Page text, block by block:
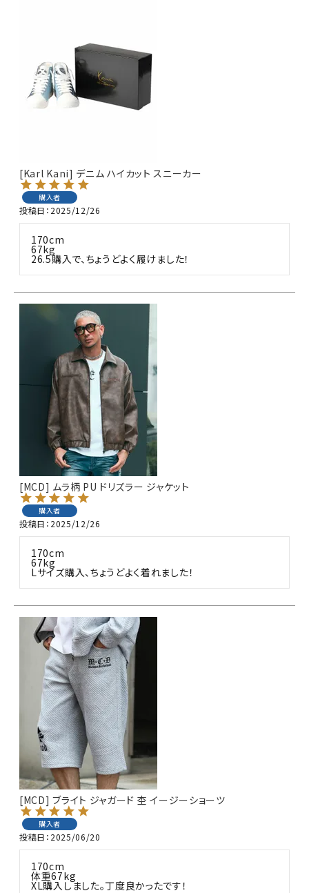
[Karl Kani] デニム ハイカット スニーカー
購入者
投稿日 2025/12/26
170cm
67kg
26.5購入で、ちょうどよく履けました！
[MCD] ムラ柄 PU ドリズラー ジャケット
購入者
投稿日 2025/12/26
170cm
67kg
Lサイズ購入、ちょうどよく着れました！
[MCD] ブライト ジャガード 杢 イージーショーツ
購入者
投稿日 2025/06/20
170cm
体重67kg
XL購入しました。丁度良かったです！